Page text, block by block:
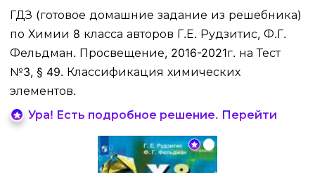
ГДЗ (готовое домашние задание из решебника)
по Химии 8 класса авторов Г.Е. Рудзитис, Ф.Г.
Фельдман. Просвещение, 2016-2021г. на Тест
№3, § 49. Классификация химических
элементов.
Ура! Есть подробное решение. Перейти